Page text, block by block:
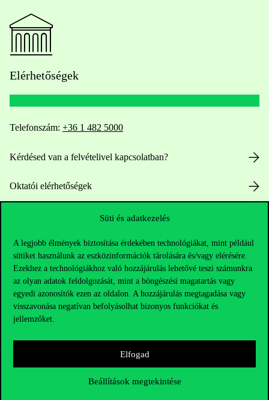
Süti és adatkezelés
A legjobb élmények biztosítása érdekében technológiákat, mint például
sütiket használunk az eszközinformációk tárolására és/vagy elérésére.
Ezekhez a technológiákhoz való hozzájárulás lehetővé teszi számunkra
az olyan adatok feldolgozását, mint a böngészési magatartás vagy
egyedi azonosítók ezen az oldalon. A hozzájárulás megtagadása vagy
visszavonása negatívan befolyásolhat bizonyos funkciókat és
jellemzőket.
Elfogad
Beállítások megtekintése
Elérhetőségek
Telefonszám: +36 1 482 5000
Kérdésed van a felvételivel kapcsolatban?
Oktatói elérhetőségek
HUB jelenlegi hallgatóinknak
Sajtó:press@uni-corvinus.hu
Hasznos linkek